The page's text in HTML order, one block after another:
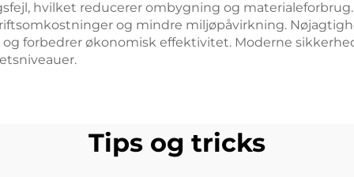
hvilket reducerer ombygning og
og mindre miljøpåvirkning.
forbedrer økonomisk effektivitet. Moderne
Tips og tricks